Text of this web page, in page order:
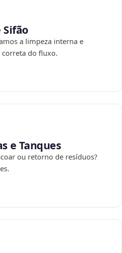
Sifão
a limpeza interna e
correta do fluxo.
e Tanques
ou retorno de resíduos?